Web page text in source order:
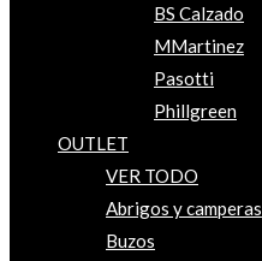
BS Calzado
MMartinez
Pasotti
Phillgreen
OUTLET
VER TODO
Abrigos y camperas
Buzos